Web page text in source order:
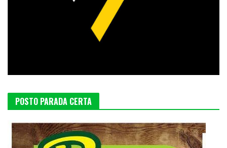
POSTO PARADA CERTA